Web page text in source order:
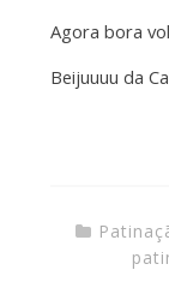
Agora bora
Beijuuuu da